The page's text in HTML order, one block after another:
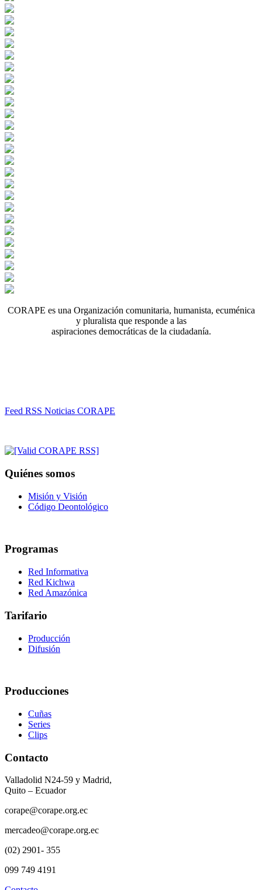
CORAPE es una Organización comunitaria, humanista, ecuménica
y pluralista que responde a las
aspiraciones democráticas de la ciudadanía.
Feed RSS Noticias CORAPE
Quiénes somos
Misión y Visión
Código Deontológico
Programas
Red Informativa
Red Kichwa
Red Amazónica
Tarifario
Producción
Difusión
Producciones
Cuñas
Series
Clips
Contacto
Valladolid N24-59 y Madrid,
Quito – Ecuador
corape@corape.org.ec
mercadeo@corape.org.ec
(02) 2901- 355
099 749 4191